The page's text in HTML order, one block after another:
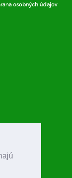
osobných údajov